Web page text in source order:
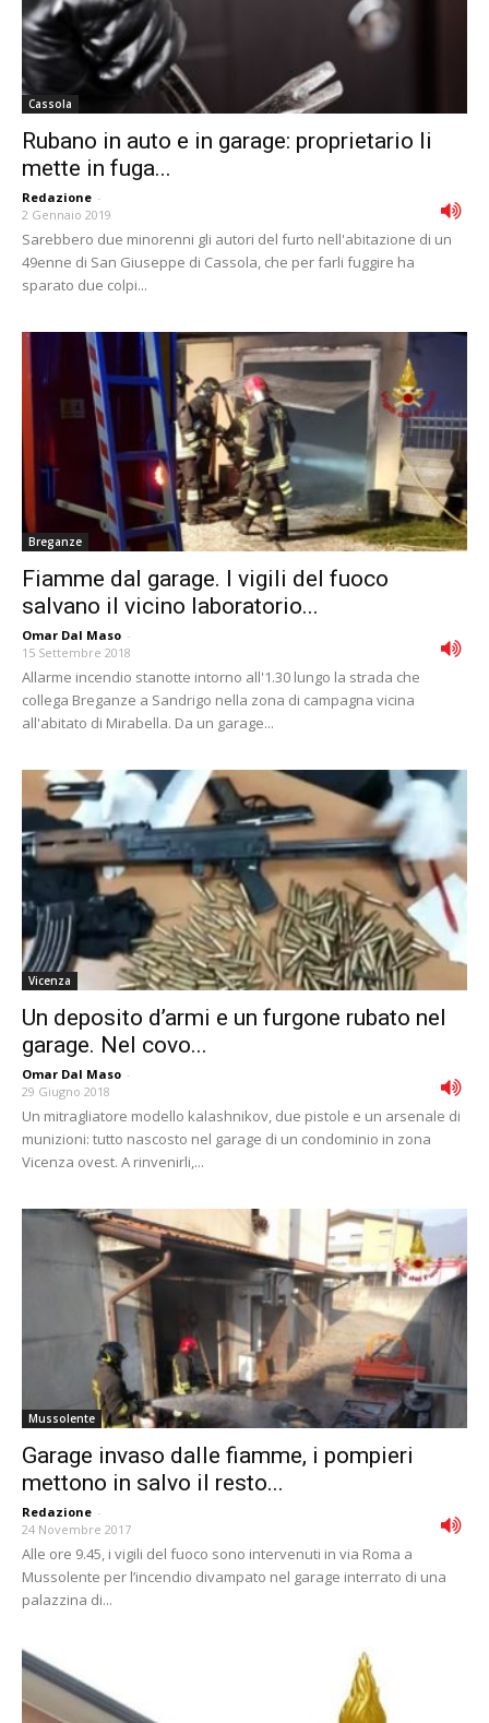
Cassola
Rubano in auto e in garage: proprietario li
mette in fuga...
Redazione -
2 Gennaio 2019
Sarebbero due minorenni gli autori del furto nell'abitazione di un
49enne di San Giuseppe di Cassola, che per farli fuggire ha
sparato due colpi...
Breganze
Fiamme dal garage. I vigili del fuoco
salvano il vicino laboratorio...
Omar Dal Maso -
15 Settembre 2018
Allarme incendio stanotte intorno all'1.30 lungo la strada che
collega Breganze a Sandrigo nella zona di campagna vicina
all'abitato di Mirabella. Da un garage...
Vicenza
Un deposito d’armi e un furgone rubato nel
garage. Nel covo...
Omar Dal Maso -
29 Giugno 2018
Un mitragliatore modello kalashnikov, due pistole e un arsenale di
munizioni: tutto nascosto nel garage di un condominio in zona
Vicenza ovest. A rinvenirli,...
Mussolente
Garage invaso dalle fiamme, i pompieri
mettono in salvo il resto...
Redazione -
24 Novembre 2017
Alle ore 9.45, i vigili del fuoco sono intervenuti in via Roma a
Mussolente per l’incendio divampato nel garage interrato di una
palazzina di...